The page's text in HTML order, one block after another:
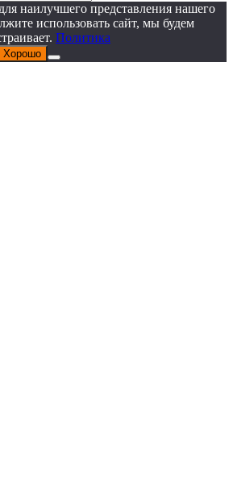
наилучшего представления нашего
использовать сайт, мы будем
Политика
Хорошо